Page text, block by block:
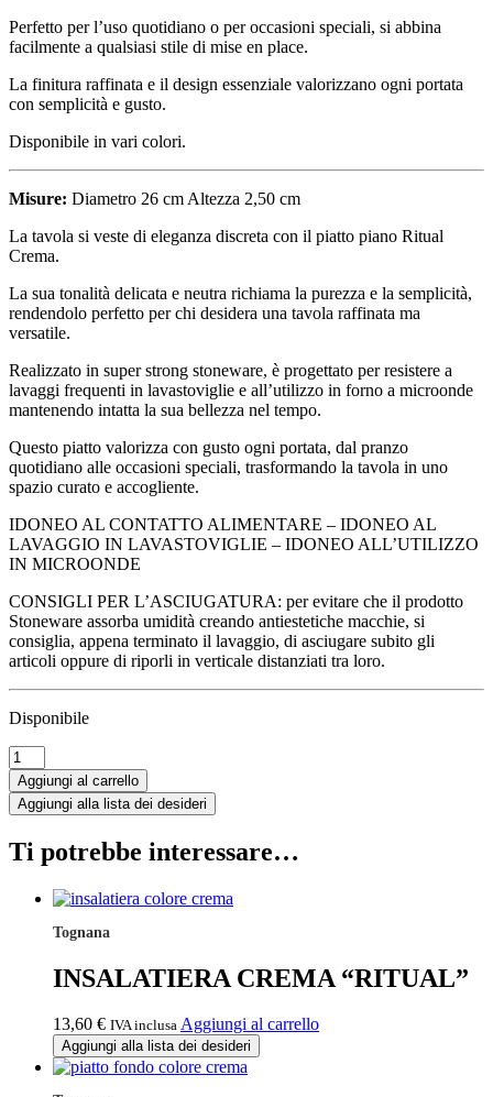
Perfetto per l’uso quotidiano o per occasioni speciali, si abbina
facilmente a qualsiasi stile di mise en place.
La finitura raffinata e il design essenziale valorizzano ogni portata
con semplicità e gusto.
Disponibile in vari colori.
Misure: Diametro 26 cm Altezza 2,50 cm
La tavola si veste di eleganza discreta con il piatto piano Ritual
Crema.
La sua tonalità delicata e neutra richiama la purezza e la semplicità,
rendendolo perfetto per chi desidera una tavola raffinata ma
versatile.
Realizzato in super strong stoneware, è progettato per resistere a
lavaggi frequenti in lavastoviglie e all’utilizzo in forno a microonde
mantenendo intatta la sua bellezza nel tempo.
Questo piatto valorizza con gusto ogni portata, dal pranzo
quotidiano alle occasioni speciali, trasformando la tavola in uno
spazio curato e accogliente.
IDONEO AL CONTATTO ALIMENTARE – IDONEO AL
LAVAGGIO IN LAVASTOVIGLIE – IDONEO ALL’UTILIZZO
IN MICROONDE
CONSIGLI PER L’ASCIUGATURA: per evitare che il prodotto
Stoneware assorba umidità creando antiestetiche macchie, si
consiglia, appena terminato il lavaggio, di asciugare subito gli
articoli oppure di riporli in verticale distanziati tra loro.
Disponibile
PIATTO
PIANO
CREMA
"RITUAL"
Aggiungi al carrello
Aggiungi alla lista dei desideri
Ti potrebbe interessare…
Tognana
INSALATIERA CREMA “RITUAL”
13,60 € IVA inclusa Aggiungi al carrello
Aggiungi alla lista dei desideri